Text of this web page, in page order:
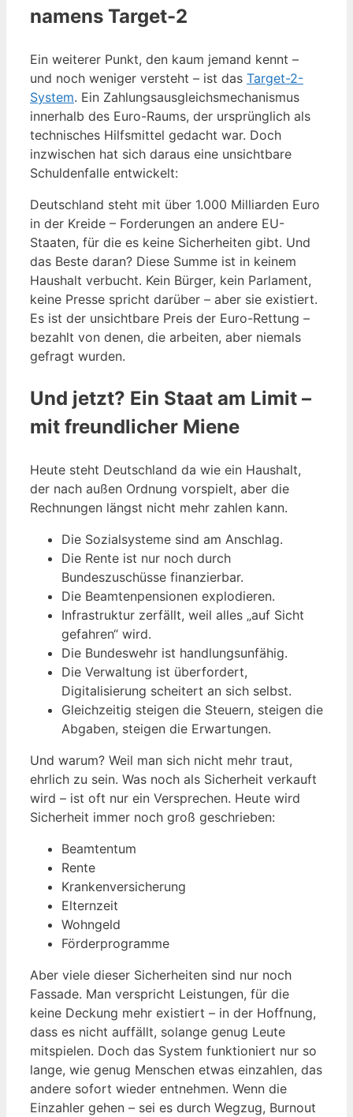
namens Target-2
Ein weiterer Punkt, den kaum jemand kennt –
und noch weniger versteht – ist das Target-2-
System. Ein Zahlungsausgleichsmechanismus
innerhalb des Euro-Raums, der ursprünglich als
technisches Hilfsmittel gedacht war. Doch
inzwischen hat sich daraus eine unsichtbare
Schuldenfalle entwickelt:
Deutschland steht mit über 1.000 Milliarden Euro
in der Kreide – Forderungen an andere EU-
Staaten, für die es keine Sicherheiten gibt. Und
das Beste daran? Diese Summe ist in keinem
Haushalt verbucht. Kein Bürger, kein Parlament,
keine Presse spricht darüber – aber sie existiert.
Es ist der unsichtbare Preis der Euro-Rettung –
bezahlt von denen, die arbeiten, aber niemals
gefragt wurden.
Und jetzt? Ein Staat am Limit –
mit freundlicher Miene
Heute steht Deutschland da wie ein Haushalt,
der nach außen Ordnung vorspielt, aber die
Rechnungen längst nicht mehr zahlen kann.
Die Sozialsysteme sind am Anschlag.
Die Rente ist nur noch durch
Bundeszuschüsse finanzierbar.
Die Beamtenpensionen explodieren.
Infrastruktur zerfällt, weil alles „auf Sicht
gefahren“ wird.
Die Bundeswehr ist handlungsunfähig.
Die Verwaltung ist überfordert,
Digitalisierung scheitert an sich selbst.
Gleichzeitig steigen die Steuern, steigen die
Abgaben, steigen die Erwartungen.
Und warum? Weil man sich nicht mehr traut,
ehrlich zu sein. Was noch als Sicherheit verkauft
wird – ist oft nur ein Versprechen. Heute wird
Sicherheit immer noch groß geschrieben:
Beamtentum
Rente
Krankenversicherung
Elternzeit
Wohngeld
Förderprogramme
Aber viele dieser Sicherheiten sind nur noch
Fassade. Man verspricht Leistungen, für die
keine Deckung mehr existiert – in der Hoffnung,
dass es nicht auffällt, solange genug Leute
mitspielen. Doch das System funktioniert nur so
lange, wie genug Menschen etwas einzahlen, das
andere sofort wieder entnehmen. Wenn die
Einzahler gehen – sei es durch Wegzug, Burnout